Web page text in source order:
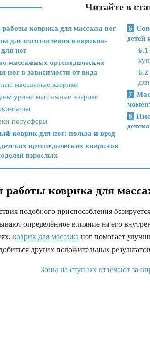
Читайте в
коврика для массажа ног
для изготовления ковриков-
ног
массажных ортопедических
ног в зависимости от вида
массажные коврики
массажные коврики
пазлы
полусферы
коврик для ног: польза и вред
ортопедических ковриков
взрослых
6
детей
6.1
6.2
7
8
коврика для
подобного приспособления
определённое влияние на его
коврик для массажа ног помогает
других положительных